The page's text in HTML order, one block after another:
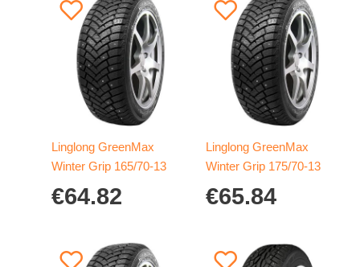
Linglong GreenMax
Winter Grip 165/70-13
€64.82
Linglong GreenMax
Winter Grip 175/70-13
€65.84